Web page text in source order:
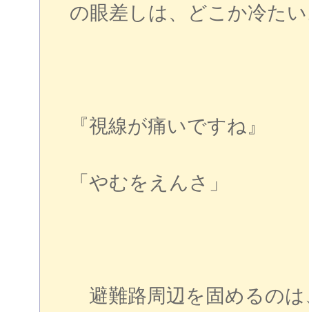
の眼差しは、どこか冷た
『視線が痛いですね』
「やむをえんさ」
避難路周辺を固めるの